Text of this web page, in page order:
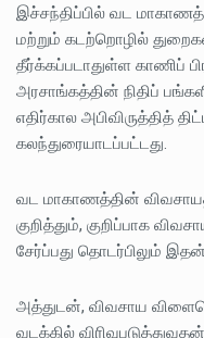
இச்சந்திப்பில் வட
மற்றும் கடற்றொழில்
தீர்க்கப்படாதுள்ள காணிப்
அரசாங்கத்தின் நிதிப்
எதிர்கால அபிவிருத்தித்
கலந்துரையாடப்பட்டது.
வட மாகாணத்தின்
குறித்தும், குறிப்பாக
சேர்ப்பது தொடர்பிலும்
அத்துடன், விவசாய
வடக்கில்